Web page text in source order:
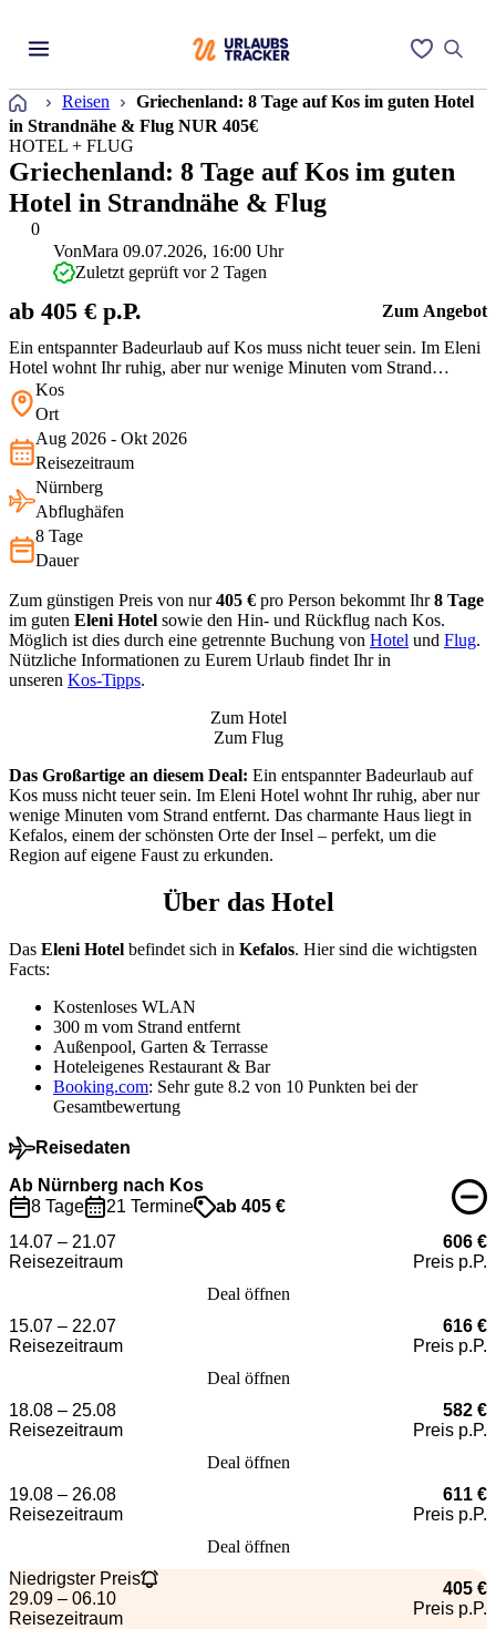
Startseite
Reisen
Griechenland: 8 Tage auf Kos im guten Hotel
in Strandnähe & Flug NUR 405€
0
HOTEL + FLUG
Griechenland: 8 Tage auf Kos im guten
Hotel in Strandnähe & Flug
Ein entspannter Badeurlaub auf Kos muss nicht teuer sein. Im Eleni
Hotel wohnt Ihr ruhig, aber nur wenige Minuten vom Strand
entfernt. Das charmante Haus liegt in Kefalos, einem der schönsten
Orte der Insel – perfekt, um die Region auf eigene Faust zu
VonMara 09.07.2026, 16:00 Uhr
Zuletzt geprüft vor 2 Tagen
ab 405 € p.P. Zum Angebot
Kos
Ort
Aug 2026 - Okt 2026
Reisezeitraum
Nürnberg
Abflughäfen
8 Tage
Dauer
Zum günstigen Preis von nur405 € pro Person bekommt Ihr8 Tage
im guten Eleni Hotel sowie den Hin- und Rückflug nach Kos.
Möglich ist dies durch eine getrennte Buchung von Hotel und Flug.
Nützliche Informationen zu Eurem Urlaub findet Ihr in
unseren Kos-Tipps.
Zum Hotel
Zum Flug
Das Großartige an diesem Deal: Ein entspannter Badeurlaub auf
Kos muss nicht teuer sein. Im Eleni Hotel wohnt Ihr ruhig, aber nur
wenige Minuten vom Strand entfernt. Das charmante Haus liegt in
Kefalos, einem der schönsten Orte der Insel – perfekt, um die
Region auf eigene Faust zu erkunden.
Über das Hotel
Das Eleni Hotel befindet sich in Kefalos. Hier sind die wichtigsten
Facts:
Kostenloses WLAN
300 m vom Strand entfernt
Außenpool, Garten & Terrasse
Hoteleigenes Restaurant & Bar
Booking.com: Sehr gute 8.2 von 10 Punkten bei der
Gesamtbewertung
Reisedaten
Ab Nürnberg nach Kos
8 Tage
21 Termine
ab 405 €
14.07 – 21.07
Reisezeitraum
606 €
Preis p.P.
Deal öffnen
15.07 – 22.07
Reisezeitraum
616 €
Preis p.P.
Deal öffnen
18.08 – 25.08
Reisezeitraum
582 €
Preis p.P.
Deal öffnen
19.08 – 26.08
Reisezeitraum
611 €
Preis p.P.
Deal öffnen
Niedrigster Preis
29.09 – 06.10
Reisezeitraum
405 €
Preis p.P.